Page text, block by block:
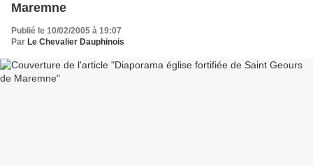
Maremne
Publié le 10/02/2005 à 19:07
Par Le Chevalier Dauphinois